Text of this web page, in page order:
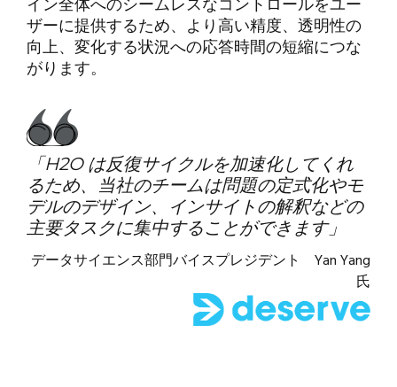
イン全体へのシームレスなコントロールをユー
ザーに提供するため、より高い精度、透明性の
向上、変化する状況への応答時間の短縮につな
がります。
「H2O は反復サイクルを加速化してくれ
るため、当社のチームは問題の定式化やモ
デルのデザイン、インサイトの解釈などの
主要タスクに集中することができます」
データサイエンス部門バイスプレジデント Yan Yang
氏